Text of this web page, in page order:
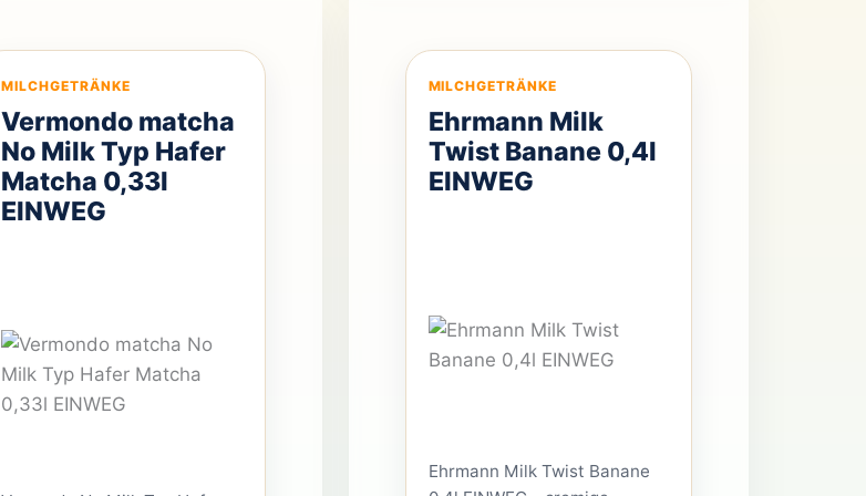
fettarme Milch und
[…]
MILCHGETRÄNKE
Vermondo matcha
No Milk Typ Hafer
Matcha 0,33l
EINWEG
MILCHGETRÄNKE
Ehrmann Milk
Twist Banane 0,4l
EINWEG
Ehrmann Milk Twist Banane